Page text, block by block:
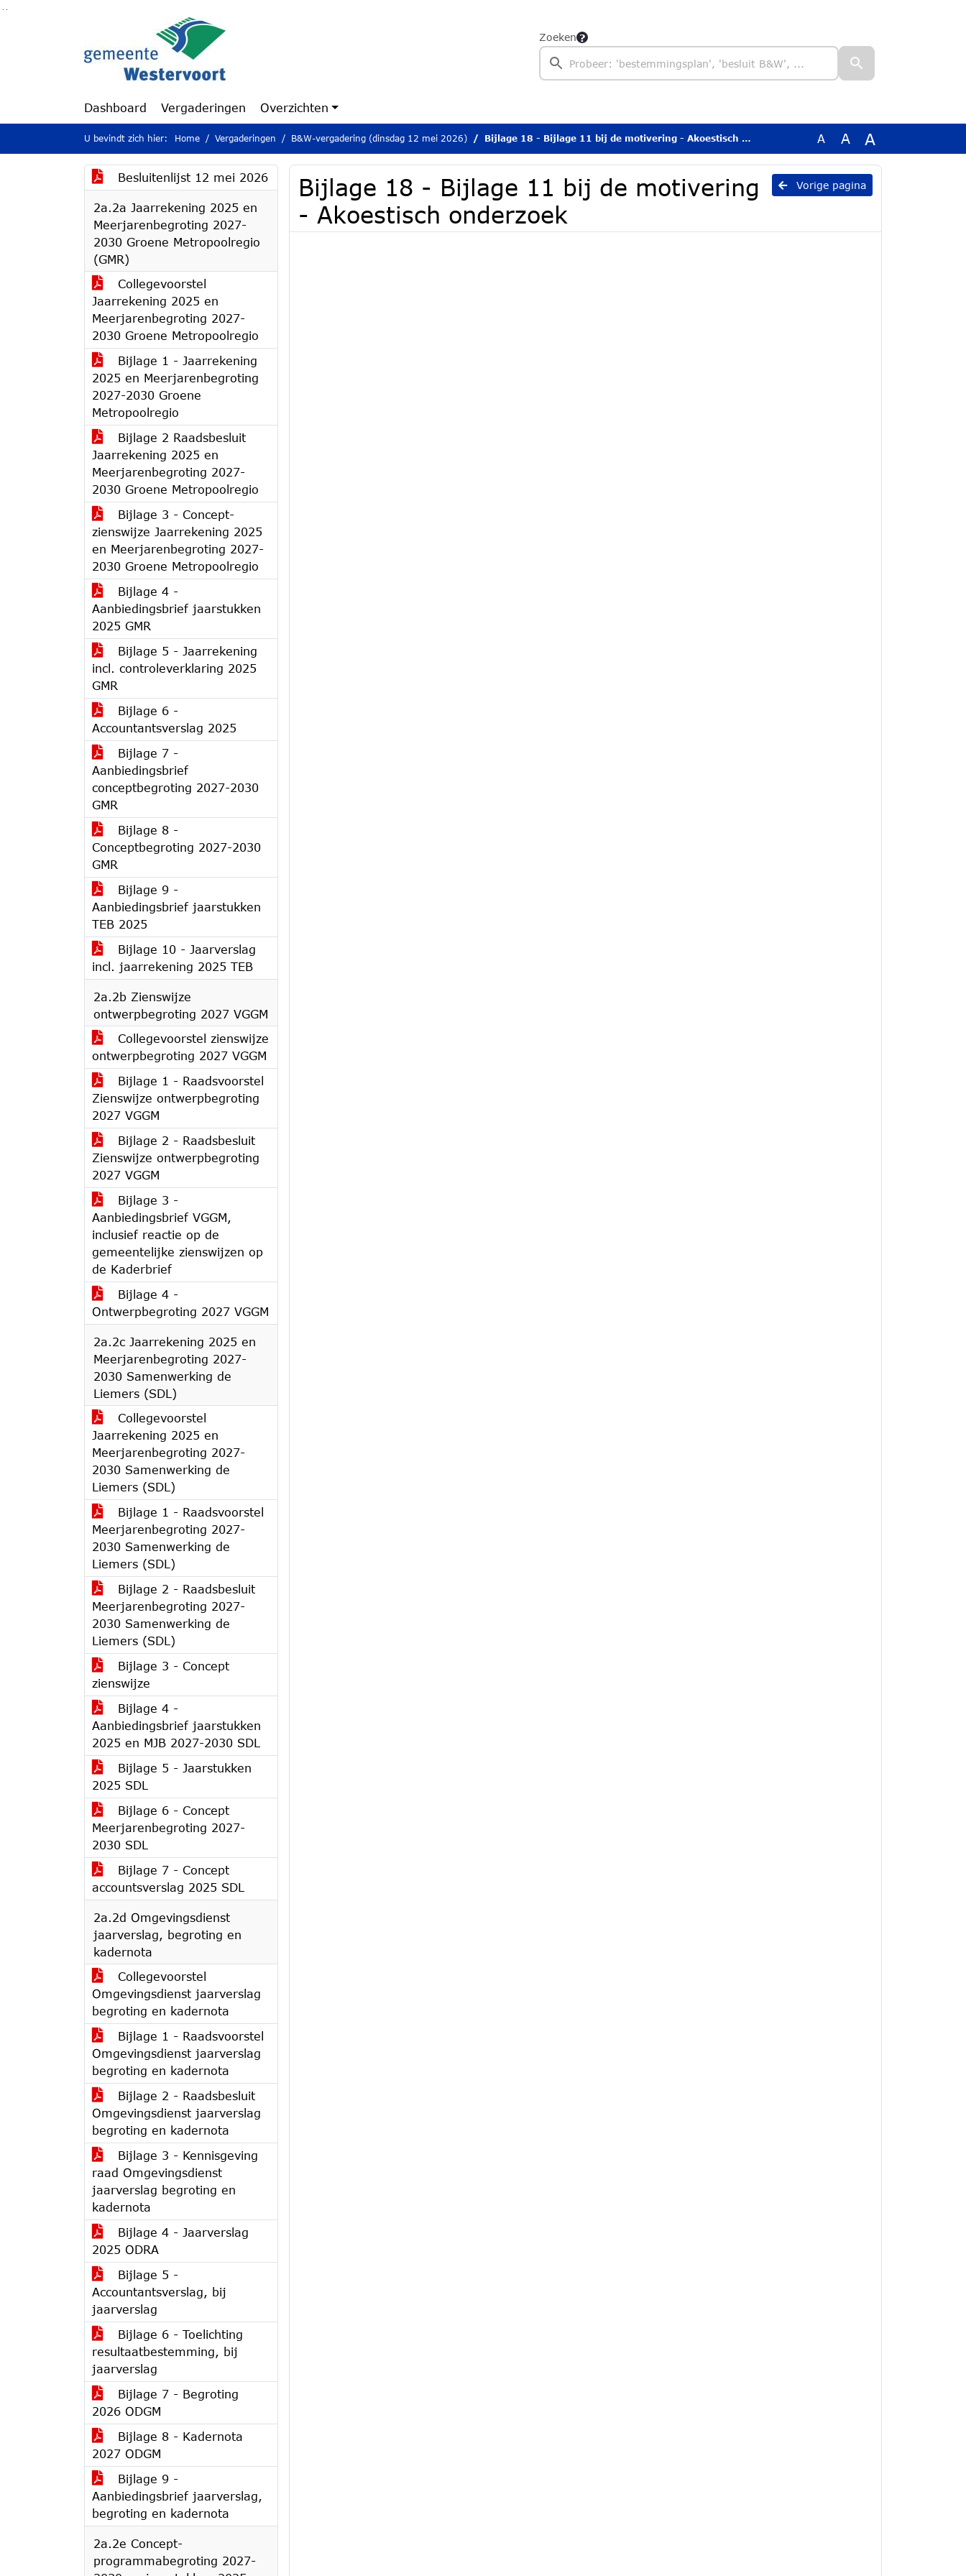
Ga naar de inhoud van deze pagina
Zoeken
Dashboard Vergaderingen Overzichten
U bevindt zich hier: Home Vergaderingen B&W-vergadering (dinsdag 12 mei 2026) Bijlage 18 - Bijlage 11 bij de motivering - Akoestisch onderzoek A A A
Besluitenlijst 12 mei 2026
2a.2a Jaarrekening 2025 en
Meerjarenbegroting 2027-
2030 Groene Metropoolregio
(GMR)
Collegevoorstel
Jaarrekening 2025 en
Meerjarenbegroting 2027-
2030 Groene Metropoolregio
Bijlage 1 - Jaarrekening
2025 en Meerjarenbegroting
2027-2030 Groene
Metropoolregio
Bijlage 2 Raadsbesluit
Jaarrekening 2025 en
Meerjarenbegroting 2027-
2030 Groene Metropoolregio
Bijlage 3 - Concept-
zienswijze Jaarrekening 2025
en Meerjarenbegroting 2027-
2030 Groene Metropoolregio
Bijlage 4 -
Aanbiedingsbrief jaarstukken
2025 GMR
Bijlage 5 - Jaarrekening
incl. controleverklaring 2025
GMR
Bijlage 6 -
Accountantsverslag 2025
Bijlage 7 -
Aanbiedingsbrief
conceptbegroting 2027-2030
GMR
Bijlage 8 -
Conceptbegroting 2027-2030
GMR
Bijlage 9 -
Aanbiedingsbrief jaarstukken
TEB 2025
Bijlage 10 - Jaarverslag
incl. jaarrekening 2025 TEB
2a.2b Zienswijze
ontwerpbegroting 2027 VGGM
Collegevoorstel zienswijze
ontwerpbegroting 2027 VGGM
Bijlage 1 - Raadsvoorstel
Zienswijze ontwerpbegroting
2027 VGGM
Bijlage 2 - Raadsbesluit
Zienswijze ontwerpbegroting
2027 VGGM
Bijlage 3 -
Aanbiedingsbrief VGGM,
inclusief reactie op de
gemeentelijke zienswijzen op
de Kaderbrief
Bijlage 4 -
Ontwerpbegroting 2027 VGGM
2a.2c Jaarrekening 2025 en
Meerjarenbegroting 2027-
2030 Samenwerking de
Liemers (SDL)
Collegevoorstel
Jaarrekening 2025 en
Meerjarenbegroting 2027-
2030 Samenwerking de
Liemers (SDL)
Bijlage 1 - Raadsvoorstel
Meerjarenbegroting 2027-
2030 Samenwerking de
Liemers (SDL)
Bijlage 2 - Raadsbesluit
Meerjarenbegroting 2027-
2030 Samenwerking de
Liemers (SDL)
Bijlage 3 - Concept
zienswijze
Bijlage 4 -
Aanbiedingsbrief jaarstukken
2025 en MJB 2027-2030 SDL
Bijlage 5 - Jaarstukken
2025 SDL
Bijlage 6 - Concept
Meerjarenbegroting 2027-
2030 SDL
Bijlage 7 - Concept
accountsverslag 2025 SDL
2a.2d Omgevingsdienst
jaarverslag, begroting en
kadernota
Collegevoorstel
Omgevingsdienst jaarverslag
begroting en kadernota
Bijlage 1 - Raadsvoorstel
Omgevingsdienst jaarverslag
begroting en kadernota
Bijlage 2 - Raadsbesluit
Omgevingsdienst jaarverslag
begroting en kadernota
Bijlage 3 - Kennisgeving
raad Omgevingsdienst
jaarverslag begroting en
kadernota
Bijlage 4 - Jaarverslag
2025 ODRA
Bijlage 5 -
Accountantsverslag, bij
jaarverslag
Bijlage 6 - Toelichting
resultaatbestemming, bij
jaarverslag
Bijlage 7 - Begroting
2026 ODGM
Bijlage 8 - Kadernota
2027 ODGM
Bijlage 9 -
Aanbiedingsbrief jaarverslag,
begroting en kadernota
2a.2e Concept-
programmabegroting 2027-
Vorige pagina
Bijlage 18 - Bijlage 11 bij de motivering
- Akoestisch onderzoek